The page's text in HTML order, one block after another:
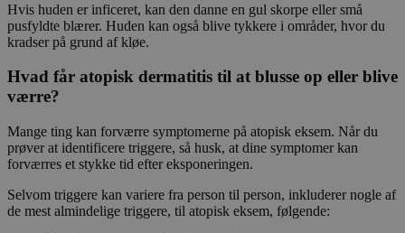
Hvis huden er inficeret, kan den danne en gul skorpe eller små
pusfyldte blærer. Huden kan også blive tykkere i områder, hvor du
kradser på grund af kløe.
Hvad får atopisk dermatitis til at blusse op eller blive
værre?
Mange ting kan forværre symptomerne på atopisk eksem. Når du
prøver at identificere triggere, så husk, at dine symptomer kan
forværres et stykke tid efter eksponeringen.
Selvom triggere kan variere fra person til person, inkluderer nogle af
de mest almindelige triggere, til atopisk eksem, følgende: